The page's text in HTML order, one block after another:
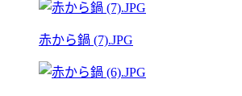
赤から鍋 (7).JPG